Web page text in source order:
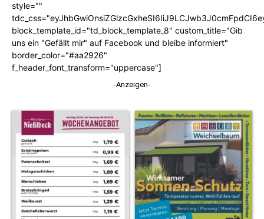
style=""
block_template_id="td_block_template_8" custom_title="Gib
uns ein "Gefällt mir" auf Facebook und bleibe informiert"
border_color="#aa2926"
f_header_font_transform="uppercase"]
-Anzeigen-